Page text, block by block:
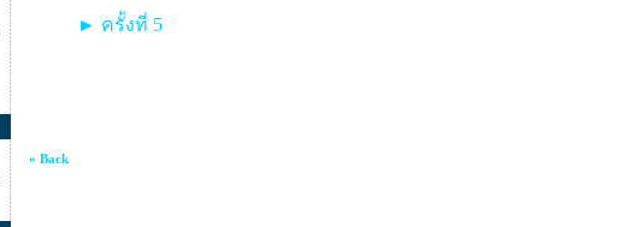
► ครั้งที่ 5
« Back